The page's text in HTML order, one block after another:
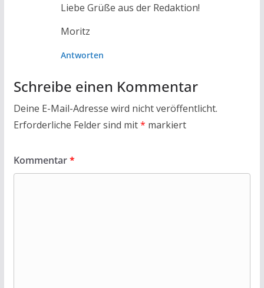
Liebe Grüße aus der Redaktion!
Moritz
Antworten
Schreibe einen Kommentar
Deine E-Mail-Adresse wird nicht veröffentlicht.
Erforderliche Felder sind mit* markiert
Kommentar*